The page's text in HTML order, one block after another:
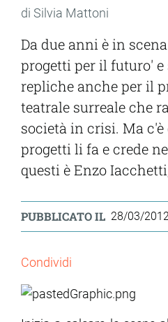
di Silvia Mattoni
Da due anni è in
progetti per il futuro'
repliche anche per il
teatrale surreale che
società in crisi. Ma
progetti li fa e crede
questi è Enzo
PUBBLICATO IL 28/03/
Condividi